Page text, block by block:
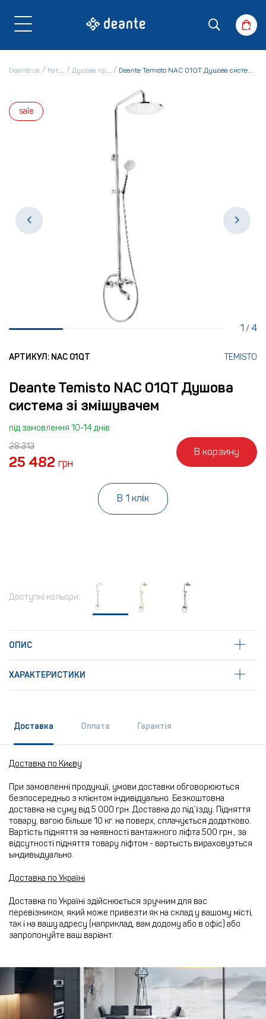
Deante.ua Каталог Душова програма Deante Temisto NAC 01QT Душова система зі змішувачем
sale
1 /4
АРТИКУЛ: NAC 01QT TEMISTO
Deante Temisto NAC 01QT Душова
система зі змішувачем
під замовлення 10-14 днів
28 313
25 482 грн
В корзину
В 1 клік
Доступні кольори:
ОПИС
ХАРАКТЕРИСТИКИ
Доставка Оплата Гарантія
Доставка по Києву
При замовленні продукції, умови доставки обговорюються
безпосередньо з клієнтом індивідуально. Безкоштовна
доставка на суму від 5 000 грн. Доставка до під`їзду. Підняття
товару, вагою більше 10 кг. на поверх, сплачується додатково.
Вартість підняття за наявності вантажного ліфта 500 грн., за
відсутності підняття товару ліфтом - вартысть вираховуэться
ындивыдуально.
Доставка по Україні
Доставка по Україні здійснюється зручним для вас
перевізником, який може привезти як на склад у вашому місті,
так і на вашу адресу (наприклад, вам додому або в офіс) або
запропонуйте ваш варіант.